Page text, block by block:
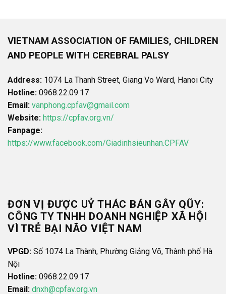
VIETNAM ASSOCIATION OF FAMILIES, CHILDREN
AND PEOPLE WITH CEREBRAL PALSY
Address: 1074 La Thanh Street, Giang Vo Ward, Hanoi City
Hotline: 0968.22.09.17
Email: vanphong.cpfav@gmail.com
Website: https://cpfav.org.vn/
Fanpage:
https://www.facebook.com/Giadinhsieunhan.CPFAV
ĐƠN VỊ ĐƯỢC UỶ THÁC BÁN GÂY QŨY:
CÔNG TY TNHH DOANH NGHIỆP XÃ HỘI
VÌ TRẺ BẠI NÃO VIỆT NAM
VPGD: Số 1074 La Thành, Phường Giảng Võ, Thành phố Hà
Nội
Hotline: 0968.22.09.17
Email: dnxh@cpfav.org.vn